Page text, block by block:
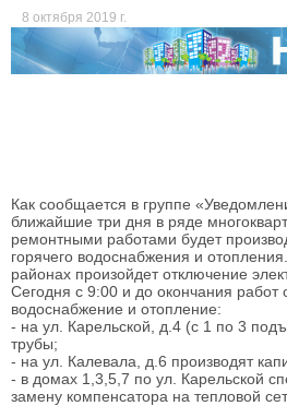
8 октября 2019 г.
Как сообщается в группе
ближайшие три дня в ряде
ремонтными работами будет
горячего водоснабжения и
районах произойдет отключение
Сегодня с 9:00 и до окончания работ
водоснабжение и отопление:
- на ул. Карельской, д.4 (с 1 по 3
трубы;
- на ул. Калевала, д.6 производят
- в домах 1,3,5,7 по ул. Карельской
замену компенсатора на тепловой